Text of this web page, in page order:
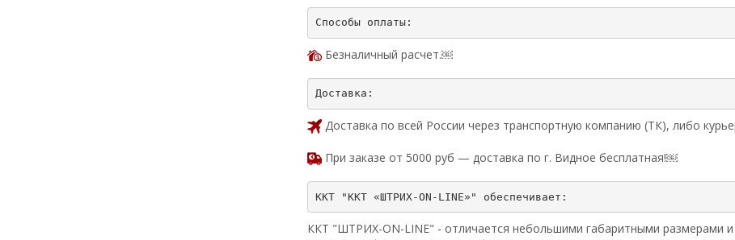
Безналичный расчет.￼
Доставка по всей России через транспортную компанию (ТК), либо
При заказе от 5000 руб — доставка по г. Видное бесплатная!￼
ККТ "ШТРИХ-ON-LINE" - отличается небольшими габаритными размерами и